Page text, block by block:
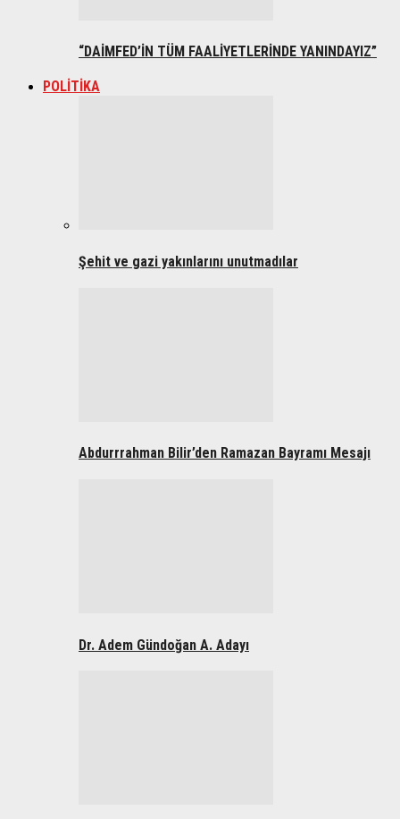
“DAİMFED’İN TÜM FAALİYETLERİNDE YANINDAYIZ”
POLİTİKA
Şehit ve gazi yakınlarını unutmadılar
Abdurrrahman Bilir’den Ramazan Bayramı Mesajı
Dr. Adem Gündoğan A. Adayı